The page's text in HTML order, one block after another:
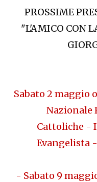
PROSSIME
"L'AMICO CON
Sabato 2 maggio
Nazionale
Cattoliche -
Evangelista
- Sabato 9